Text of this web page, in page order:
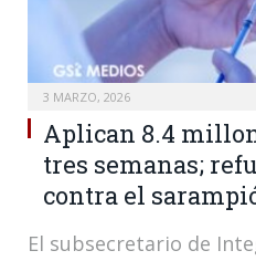
3 MARZO, 2026
Aplican 8.4
tres semanas;
contra el
El subsecretario de